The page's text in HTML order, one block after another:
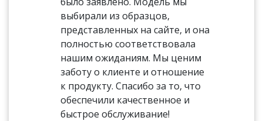
выбирали из образцов,
представленных на сайте, и она
полностью соответствовала
нашим ожиданиям. Мы ценим
заботу о клиенте и отношение
к продукту. Спасибо за то, что
обеспечили качественное и
быстрое обслуживание!